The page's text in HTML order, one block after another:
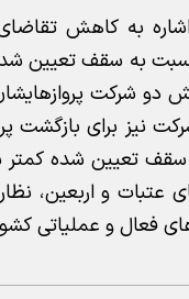
به کاهش
به سقف تعیین
شرکت
نیز برای بازگشت
تعیین شده
عتبات و اربعین،
کشور ۱۷۰ فروند